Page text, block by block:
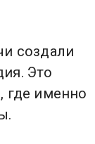
создали
Это
где именно